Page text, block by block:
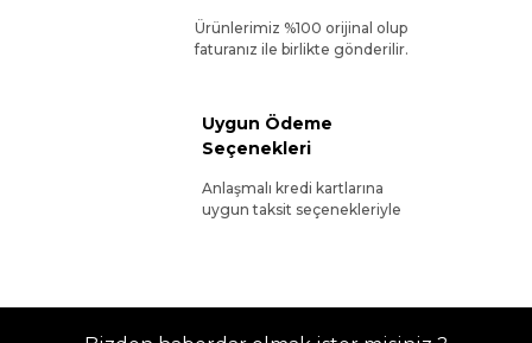
Ürünlerimiz %100 orijinal olup
faturanız ile birlikte gönderilir.
Uygun Ödeme
Seçenekleri
Anlaşmalı kredi kartlarına
uygun taksit seçenekleriyle